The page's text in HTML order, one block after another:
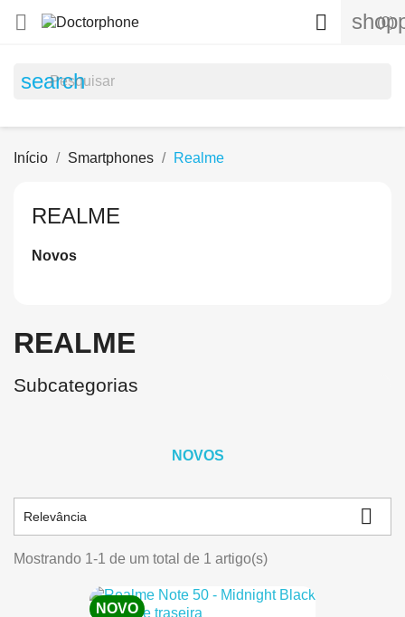
 (0)

search
Início Smartphones Realme
REALME
Novos
REALME
Subcategorias
NOVOS
Relevância 
Mostrando 1-1 de um total de 1 artigo(s)
NOVO